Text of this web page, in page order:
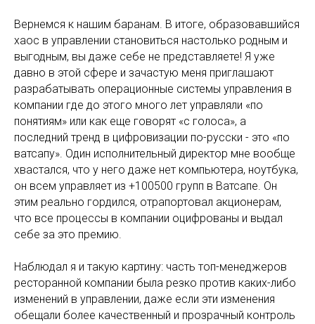
Вернемся к нашим баранам. В итоге, образовавшийся
хаос в управлении становиться настолько родным и
выгодным, вы даже себе не представляете! Я уже
давно в этой сфере и зачастую меня приглашают
разрабатывать операционные системы управления в
компании где до этого много лет управляли «по
понятиям» или как еще говорят «с голоса», а
последний тренд в цифровизации по-русски - это «по
ватсапу». Один исполнительный директор мне вообще
хвастался, что у него даже нет компьютера, ноутбука,
он всем управляет из +100500 групп в Ватсапе. Он
этим реально гордился, отрапортовал акционерам,
что все процессы в компании оцифрованы и выдал
себе за это премию.
Наблюдал я и такую картину: часть топ-менеджеров
ресторанной компании была резко против каких-либо
изменений в управлении, даже если эти изменения
обещали более качественный и прозрачный контроль